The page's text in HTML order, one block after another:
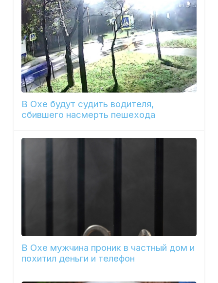
В Охе будут судить водителя,
сбившего насмерть пешехода
В Охе мужчина проник в частный дом и
похитил деньги и телефон